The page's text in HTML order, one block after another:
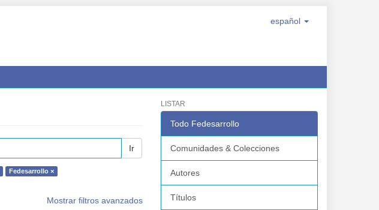
español
Ir
Fedesarrollo ×
Mostrar filtros avanzados
LISTAR
Todo Fedesarrollo
Comunidades & Colecciones
Autores
Títulos